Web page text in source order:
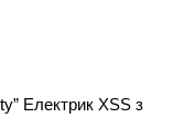
Електрик XSS з